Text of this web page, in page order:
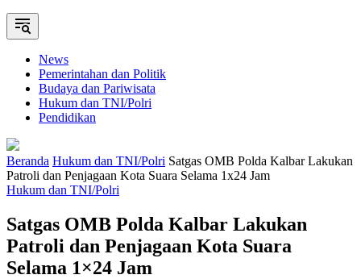
News
Pemerintahan dan Politik
Budaya dan Pariwisata
Hukum dan TNI/Polri
Pendidikan
Beranda Hukum dan TNI/Polri Satgas OMB Polda Kalbar Lakukan
Patroli dan Penjagaan Kota Suara Selama 1x24 Jam
Hukum dan TNI/Polri
Satgas OMB Polda Kalbar Lakukan
Patroli dan Penjagaan Kota Suara
Selama 1×24 Jam